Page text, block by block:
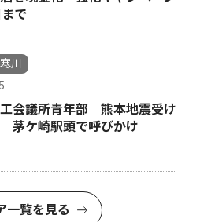
で
川
会議所青年部 熊本地震受け
茅ケ崎駅頭で呼びかけ
一覧を見る